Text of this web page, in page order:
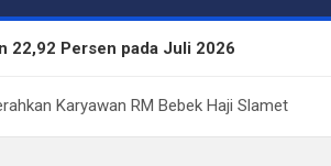
22,92 Persen pada Juli 2026
Kejahatan Siber Lewat Program
Karyawan RM Bebek Haji Slamet